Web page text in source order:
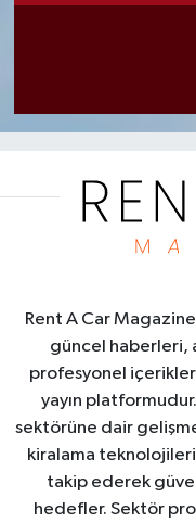
Rent A Car
güncel haberleri,
profesyonel
yayın
sektörüne dair
kiralama
takip ederek
hedefler. Sektör